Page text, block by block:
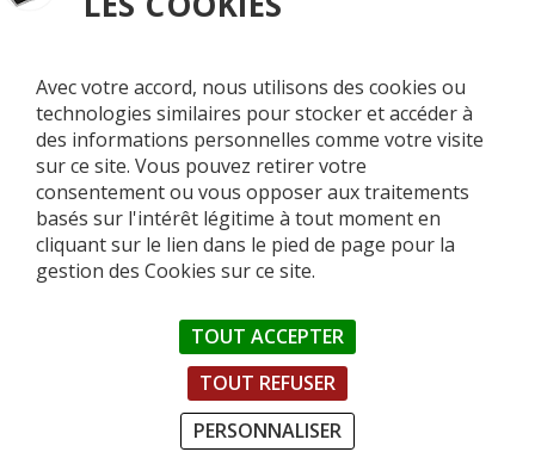
Avec votre accord, nous utilisons des cookies ou
technologies similaires pour stocker et accéder à
des informations personnelles comme votre visite
sur ce site. Vous pouvez retirer votre
consentement ou vous opposer aux traitements
basés sur l'intérêt légitime à tout moment en
cliquant sur le lien dans le pied de page pour la
gestion des Cookies sur ce site.
TOUT ACCEPTER
TOUT REFUSER
PERSONNALISER